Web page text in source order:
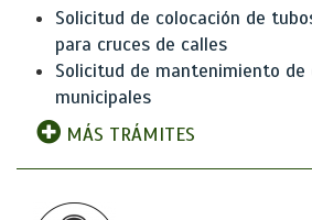
Solicitud de colocación de
para cruces de calles
Solicitud de mantenimiento de
municipales
MÁS TRÁMITES